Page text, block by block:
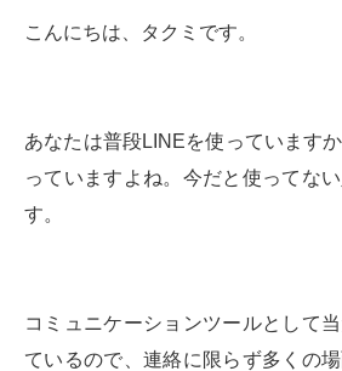
こんにちは、タクミです。
あなたは普段LINEを使っています
っていますよね。今だと使ってな
す。
コミュニケーションツールとして
ているので、連絡に限らず多くの